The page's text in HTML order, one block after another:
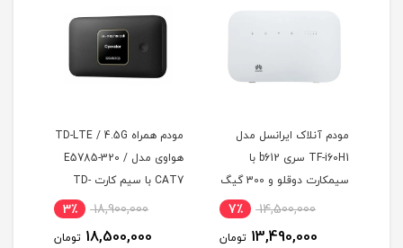
مودم همراه TD-LTE / 4.5G
هواوی مدل E5785-320 /
CAT7 با سیم کارت TD-
LTE و اینترنت 50 گیگ یک18,900,000 3٪
18,500,000 تومان
محافظ کابل شارژ مدل
Collapsing 02 مناسب
کابلهای شارژ آیفون
39,000 100٪
1 تومان